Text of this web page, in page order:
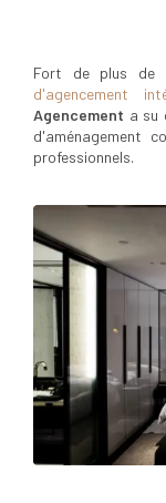
Fort de plus de
d'agencement
Agencement a su
d'aménagement
professionnels.